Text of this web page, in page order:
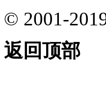
© 2001-
返回顶部